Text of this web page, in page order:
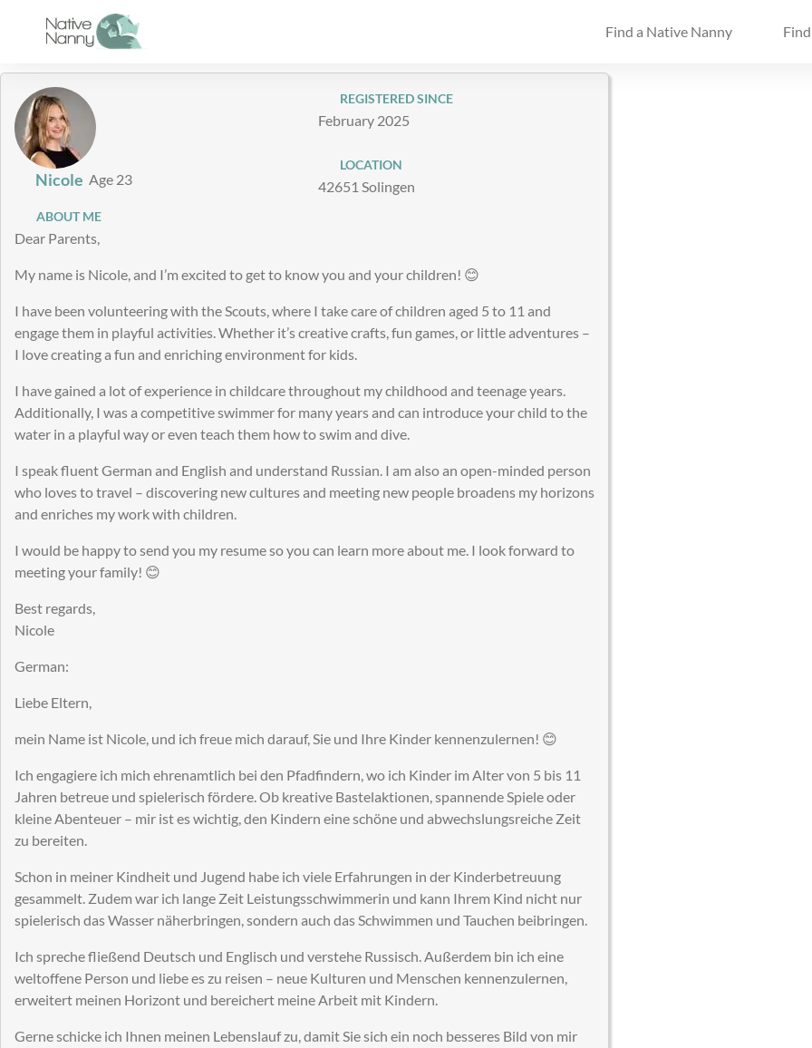
Find a Native Nanny
Nicole Age 23
REGISTERED SINCE
February 2025
LOCATION
42651 Solingen
ABOUT ME
Dear Parents,
My name is Nicole, and I’m excited to get to know you and your children! 😊
I have been volunteering with the Scouts, where I take care of children aged 5 to 11 and
engage them in playful activities. Whether it’s creative crafts, fun games, or little adventures –
I love creating a fun and enriching environment for kids.
I have gained a lot of experience in childcare throughout my childhood and teenage years.
Additionally, I was a competitive swimmer for many years and can introduce your child to the
water in a playful way or even teach them how to swim and dive.
I speak fluent German and English and understand Russian. I am also an open-minded person
who loves to travel – discovering new cultures and meeting new people broadens my horizons
and enriches my work with children.
I would be happy to send you my resume so you can learn more about me. I look forward to
meeting your family! 😊
Best regards,
Nicole
German:
Liebe Eltern,
mein Name ist Nicole, und ich freue mich darauf, Sie und Ihre Kinder kennenzulernen! 😊
Ich engagiere ich mich ehrenamtlich bei den Pfadfindern, wo ich Kinder im Alter von 5 bis 11
Jahren betreue und spielerisch fördere. Ob kreative Bastelaktionen, spannende Spiele oder
kleine Abenteuer – mir ist es wichtig, den Kindern eine schöne und abwechslungsreiche Zeit
zu bereiten.
Schon in meiner Kindheit und Jugend habe ich viele Erfahrungen in der Kinderbetreuung
gesammelt. Zudem war ich lange Zeit Leistungsschwimmerin und kann Ihrem Kind nicht nur
spielerisch das Wasser näherbringen, sondern auch das Schwimmen und Tauchen beibringen.
Ich spreche fließend Deutsch und Englisch und verstehe Russisch. Außerdem bin ich eine
weltoffene Person und liebe es zu reisen – neue Kulturen und Menschen kennenzulernen,
erweitert meinen Horizont und bereichert meine Arbeit mit Kindern.
Gerne schicke ich Ihnen meinen Lebenslauf zu, damit Sie sich ein noch besseres Bild von mir